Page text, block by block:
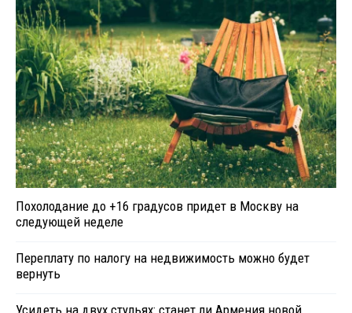
Похолодание до +16 градусов придет в Москву на
следующей неделе
Переплату по налогу на недвижимость можно будет
вернуть
Усидеть на двух стульях: станет ли Армения новой